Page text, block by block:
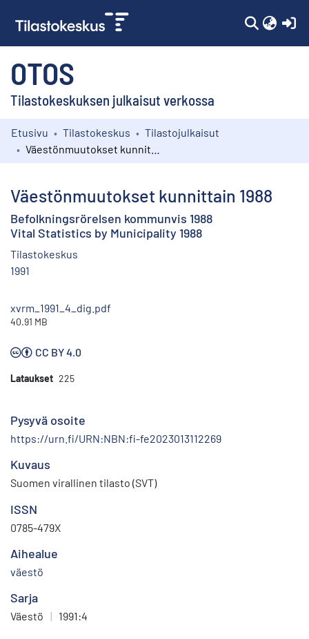
OTOS
Tilastokeskuksen julkaisut verkossa
Kokoelmat
Etusivu Tilastokeskus
Tilastojulkaisut
Väestönmuutokset kunnittain 1988
Befolkningsrörelsen kommunvis 1988
Vital Statistics by Municipality 1988
Tilastokeskus
1991
xvrm_1991_4_dig.pdf
40.91 MB
CC BY 4.0
Lataukset 225
Pysyvä osoite
https://urn.fi/URN:NBN:fi-fe2023013112269
Kuvaus
Suomen virallinen tilasto (SVT)
ISSN
0785-479X
Aihealue
väestö
Sarja
Väestö | 1991:4